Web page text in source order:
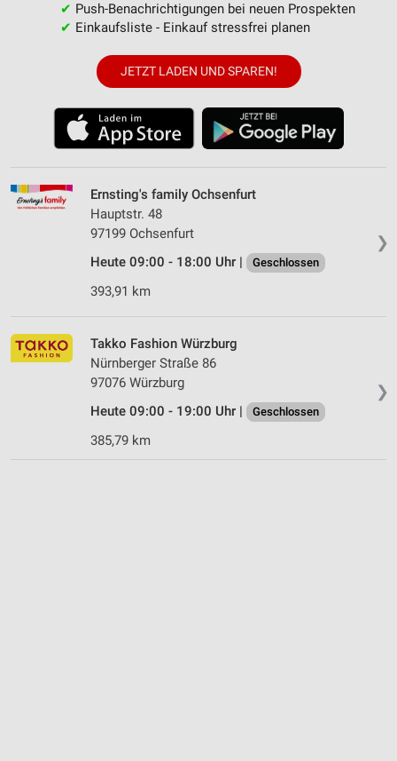
✔ Push-Benachrichtigungen bei neuen Prospekten
✔ Einkaufsliste - Einkauf stressfrei planen
JETZT LADEN UND SPAREN!
❯
Ernsting's family Ochsenfurt
Hauptstr. 48
97199 Ochsenfurt
Heute 09:00 - 18:00 Uhr |
Geschlossen
393,91 km
❯
Takko Fashion Würzburg
Nürnberger Straße 86
97076 Würzburg
Heute 09:00 - 19:00 Uhr |
Geschlossen
385,79 km